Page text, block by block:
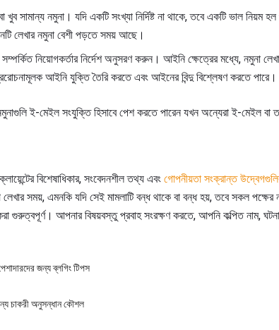
খুব সামান্য নমুনা। যদি একটি সংখ্যা নির্দিষ্ট না থাকে, তবে একটি ভাল নিয়ম
লেখার নমুনা বেশী পড়তে সময় আছে।
সম্পর্কিত নিয়োগকর্তার নির্দেশ অনুসরণ করুন। আইনি ক্ষেত্রের মধ্যে, নমুনা
আইনি যুক্তি তৈরি করতে এবং আইনের বিন্দু বিশ্লেষণ করতে পারে।
ই-মেইল সংযুক্তি হিসাবে পেশ করতে পারেন যখন অন্যেরা ই-মেইল বা
বিশেষাধিকার, সংবেদনশীল তথ্য এবং গোপনীয়তা সংক্রান্ত
লেখার সময়, এমনকি যদি সেই মামলাটি বন্ধ থাকে বা বন্ধ হয়, তবে সকল
গুরুত্বপূর্ণ। আপনার বিষয়বস্তু প্রবাহ সংরক্ষণ করতে, আপনি কল্পিত নাম,
জন্য ব্লগিং টিপস
চাকরী অনুসন্ধান কৌশল